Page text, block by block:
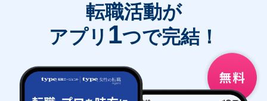
転職活動が
アプリ 1つで完結！